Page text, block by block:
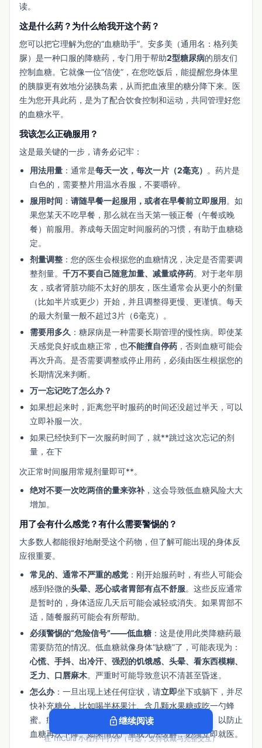
读。
这是什么药？为什么给我开这个药？
您可以把它理解为您的“血糖助手”。安多美（通用名：格列美
脲）是一种口服的降糖药，专门用于帮助2型糖尿病的朋友们
控制血糖。它就像一位“信使”，在您吃饭后，能提醒您身体里
的胰腺更有效地分泌胰岛素，从而把血液里的糖分降下来。医
生为您开具此药，是为了配合饮食控制和运动，共同管理好您
的血糖水平。
我该怎么正确服用？
这是最关键的一步，请务必记牢：
用法用量 ：通常是每天一次，每次一片（2毫克） 。药片是
白色的，需要整片用温水吞服，不要嚼碎。
服用时间 ： 请随早餐一起服用，或者在早餐前立即服用。如
果您某天不吃早餐，那么就在当天第一顿正餐（午餐或晚
餐）前服用。养成每天固定时间服药的习惯，有助于血糖稳
定。
剂量调整 ：您的医生会根据您的血糖情况，决定是否需要调
整剂量。 千万不要自己随意加量、减量或停药。对于老年朋
友，或者肾脏功能不太好的朋友，医生通常会从更小的剂量
（比如半片或更少）开始，并且调整得更慢、更谨慎。每天
的最大剂量一般不超过3片（6毫克）。
需要用多久 ：糖尿病是一种需要长期管理的慢性病。即使某
天感觉良好或血糖正常，也不能擅自停药 ，否则血糖可能会
再次升高。是否需要调整或停止用药，必须由医生根据您的
长期情况来判断。
万一忘记吃了怎么办？
如果想起来时，距离您平时服药的时间还没超过半天，可以
立即补服一次。
如果已经快到下一次服药时间了，就**跳过这次忘记的剂
量，在下
次正常时间服用常规剂量即可**。
绝对不要一次吃两倍的量来弥补，这会导致低血糖风险大大
增加。
用了会有什么感觉？有什么需要警惕的？
大多数人都能很好地耐受这个药物，但了解可能出现的身体反
应很重要。
常见的、通常不严重的感觉 ：刚开始服药时，有些人可能会
感到轻微的头晕、恶心或者胃部有点不舒服。这些反应通常
是暂时的，身体适应几天后可能会减轻或消失。如果胃部不
适，随餐服药可能会有所帮助。
必须警惕的“危险信号”——低血糖 ：这是使用此类降糖药最
需要防范的情况。低血糖就像身体“缺糖”了，可能表现为：
心慌、手抖、出冷汗、强烈的饥饿感、头晕、看东西模糊、
乏力、口唇麻木。严重时可能导致意识不清甚至昏迷。
怎么办：一旦出现上述任何症状，请立即坐下或躺下，并尽
快补充糖分，比如喝半杯果汁、含几颗水果糖或吃一勺蜂
蜜。症状缓解后，应进食一些主食（如饼干、面包）以防止
血糖再次下降。如果情况严重或无法缓解，必须立即就医。
lock_open继续阅读
在 TriCura 小程序中打开（可选，支持收藏与完整交互）